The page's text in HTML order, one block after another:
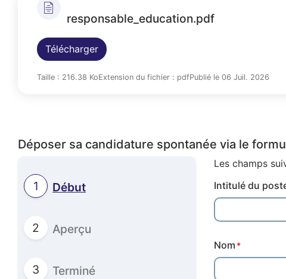
responsable_education.pdf
Télécharger
Taille : 216.38 KoExtension du fichier : pdfPublié le 06 Juil. 2026
Déposer sa candidature spontanée via le
Actuel
Début
Aperçu
Terminé
Les champs
Intitulé du
Nom